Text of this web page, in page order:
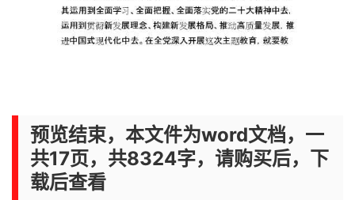
预览结束，本文件为word文档，一
共17页，共8324字，请购买后，下
载后查看